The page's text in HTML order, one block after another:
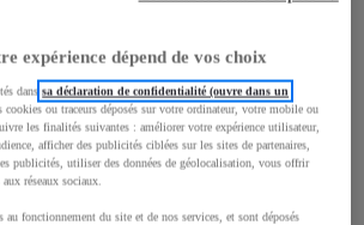
Largeur
1 765mm
expérience dépend de vos choix
danssa déclaration de confidentialité (ouvre dans un
cookies ou traceurs déposés sur votre ordinateur, votre mobile ou
les finalités suivantes : améliorer votre expérience utilisateur,
afficher des publicités ciblées sur les sites de partenaires,
publicités, utiliser des données de géolocalisation, vous offrir
réseaux sociaux.
au fonctionnement du site et de nos services, et sont déposés